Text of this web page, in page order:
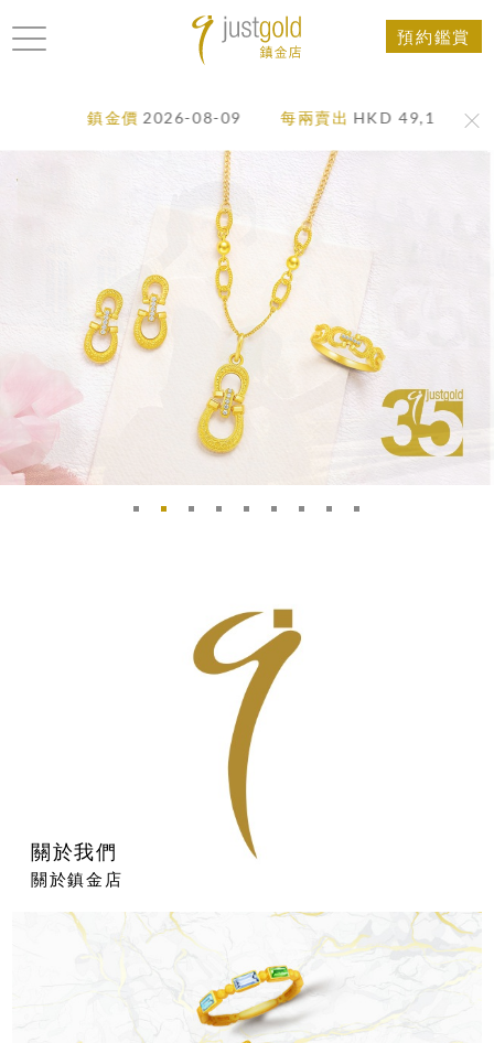
預約鑑賞
鎮金價2026-08-09 每兩賣出HKD 49,180 每
關於我們
關於鎮金店